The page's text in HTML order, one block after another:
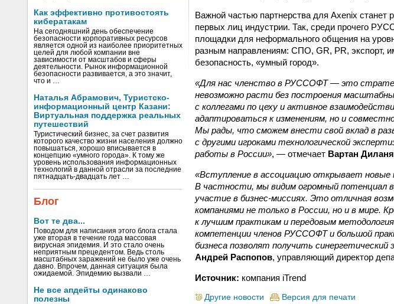
Как эффективно противостоять
кибератакам
На сегодняшний день обеспечение
безопасности корпоративных ресурсов
является одной из наиболее приоритетных
целей для любой компании вне
зависимости от масштабов и сферы
деятельности. Рынок информационной
безопасности развивается, а это значит,
что и …
Наталья Абрамович, Туристско-
информационный центр Казани:
Виртуальная поддержка реальных
путешествий
Туристический бизнес, за счет развития
которого качество жизни населения должно
повышаться, хорошо вписывается в
концепцию «умного города». К тому же
уровень использования информационных
технологий в данной отрасли за последние
пятнадцать-двадцать лет …
Блог
Вот те два...
Поводом для написания этого блога стала
уже вторая в течение года массовая
вирусная эпидемия. И это стало очень
неприятным прецедентом. Ведь столь
масштабных заражений не было уже очень
давно. Впрочем, данная ситуация была
ожидаемой. Эпидемию вызвали …
Не все апдейты одинаково
полезны
Важной частью партнерства для Axenix станет
первых лиц индустрии. Так, среди прочего
площадки для неформального общения на
разным направлениям: СПО, GR, PR, экспорт,
безопасность, «умный город».
«Для нас членство в РУССОФТ — это
невозможно расти без построения
с коллегами по цеху и активное
адаптироваться к изменениям, но и
Мы рады, что сможем внести свой вклад в
с другими игроками технологической
работы в России», — отмечает Вартан
«Вступление в ассоциацию открывает новые
В частности, мы видим огромный потенциал
участие в бизнес-миссиях. Это отличная
компаниями не только в России, но и в мире.
к лучшим практикам и передовым
компетенции членов РУССОФТ и большой
бизнеса позволят получить
Андрей Распопов, управляющий директор
Источник: компания iTrend
Другие новости Версия для печати